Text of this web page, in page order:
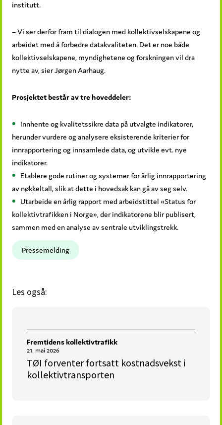
institutt.
– Vi ser derfor fram til dialogen med kollektivselskapene og
arbeidet med å forbedre datakvaliteten. Det er noe både
kollektivselskapene, myndighetene og forskningen vil dra
nytte av, sier Jørgen Aarhaug.
Prosjektet består av tre hoveddeler:
Innhente og kvalitetssikre data på utvalgte indikatorer,
herunder vurdere og analysere eksisterende kriterier for
innrapportering og innsamlede data, og utvikle evt. nye
indikatorer.
Etablere gode rutiner og systemer for årlig innrapportering
av nøkkeltall, slik at dette i hovedsak kan gå av seg selv.
Utarbeide en årlig rapport med arbeidstittel «Status for
kollektivtrafikken i Norge», der indikatorene blir publisert,
sammen med en analyse av sentrale utviklingstrekk.
Pressemelding
Les også:
Fremtidens kollektivtrafikk
21. mai 2026
TØI forventer fortsatt kostnadsvekst i
kollektivtransporten